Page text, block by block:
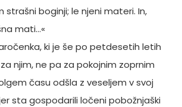
strašni boginji; le njeni materi. In,
mati…«
ki je še po petdesetih letih
njim, ne pa za pokojnim zoprnim
času odšla z veseljem v svoj
sta gospodarili ločeni pobožnjaški